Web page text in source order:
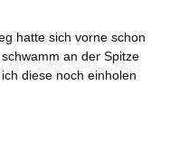
hatte sich vorne schon
an der Spitze
diese noch einholen